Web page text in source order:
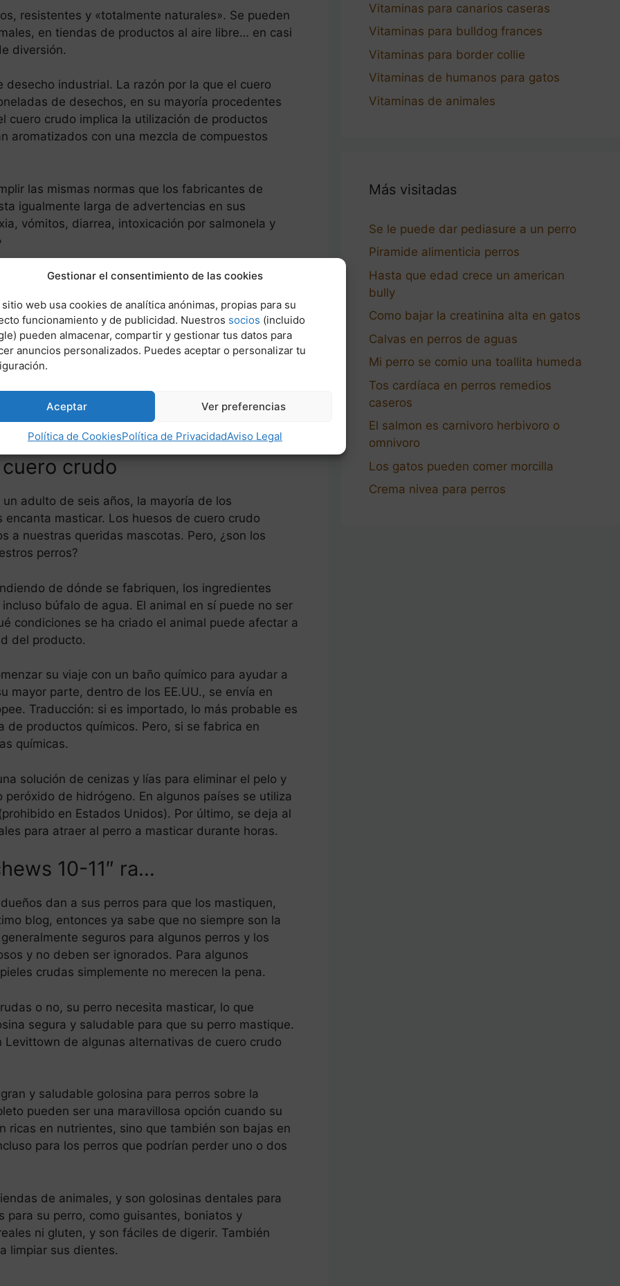
Gestionar el consentimiento de las cookies
sitio web usa cookies de analítica anónimas, propias para su
funcionamiento y de publicidad. Nuestros socios (incluido
pueden almacenar, compartir y gestionar tus datos para
anuncios personalizados. Puedes aceptar o personalizar tu
Aceptar Ver preferencias
Política de CookiesPolítica de PrivacidadAviso Legal
resistentes y «totalmente naturales». Se pueden
en tiendas de productos al aire libre… en casi
diversión.
industrial. La razón por la que el cuero
de desechos, en su mayoría procedentes
cuero crudo implica la utilización de productos
aromatizados con una mezcla de compuestos
las mismas normas que los fabricantes de
igualmente larga de advertencias en sus
vómitos, diarrea, intoxicación por salmonela y
conocida como cuero, generalmente de
vaca, su piel consta de dos capas: la
en zapatos, cinturones, carteras, bolsos, chalecos,
para perros
crudo
adulto de seis años, la mayoría de los
masticar. Los huesos de cuero crudo
a nuestras queridas mascotas. Pero, ¿son los
perros?
de dónde se fabriquen, los ingredientes
búfalo de agua. El animal en sí puede no ser
condiciones se ha criado el animal puede afectar a
del producto.
su viaje con un baño químico para ayudar a
mayor parte, dentro de los EE.UU., se envía en
Traducción: si es importado, lo más probable es
productos químicos. Pero, si se fabrica en
químicas.
solución de cenizas y lías para eliminar el pelo y
de hidrógeno. En algunos países se utiliza
en Estados Unidos). Por último, se deja al
para atraer al perro a masticar durante horas.
10-11″ ra…
dan a sus perros para que los mastiquen,
blog, entonces ya sabe que no siempre son la
seguros para algunos perros y los
y no deben ser ignorados. Para algunos
crudas simplemente no merecen la pena.
o no, su perro necesita masticar, lo que
segura y saludable para que su perro mastique.
de algunas alternativas de cuero crudo
y saludable golosina para perros sobre la
pueden ser una maravillosa opción cuando su
ricas en nutrientes, sino que también son bajas en
para los perros que podrían perder uno o dos
de animales, y son golosinas dentales para
para su perro, como guisantes, boniatos y
ni gluten, y son fáciles de digerir. También
limpiar sus dientes.
Vitaminas para canarios caseras
Vitaminas para bulldog frances
Vitaminas para border collie
Vitaminas de humanos para gatos
Vitaminas de animales
Más visitadas
Se le puede dar pediasure a un perro
Piramide alimenticia perros
Hasta que edad crece un american
bully
Como bajar la creatinina alta en gatos
Calvas en perros de aguas
Mi perro se comio una toallita humeda
Tos cardíaca en perros remedios
caseros
El salmon es carnivoro herbivoro o
omnivoro
Los gatos pueden comer morcilla
Crema nivea para perros